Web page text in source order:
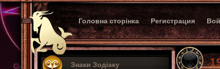
Головна сторінка Регистрация
Знаки Зодіаку